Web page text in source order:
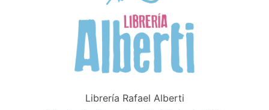
Librería Rafael Alberti